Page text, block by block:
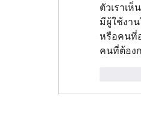
ตัวเราเห็
มีผู้ใช้งา
หรือคนที่
คนที่ต้อง